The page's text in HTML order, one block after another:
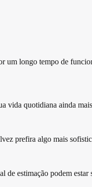
longo tempo de
vida quotidiana ainda
prefira algo mais
estimação podem